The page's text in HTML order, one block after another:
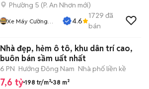
Phường 5 (P. An Nhơn mới)
Xe Máy Cường
4.6
1729 đã
bán
Nhà đẹp, hẻm ô tô, khu dân trí cao,
buôn bán sầm uất nhất
6 PN Hướng Đông Nam Nhà phố liền kề
7,6 tỷ 198 tr/m² 38 m²